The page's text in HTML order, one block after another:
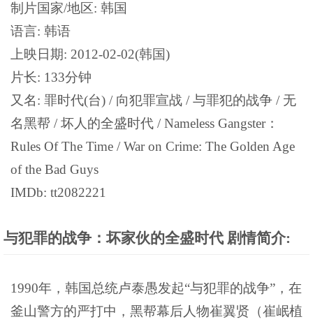
制片国家/地区: 韩国
语言: 韩语
上映日期: 2012-02-02(韩国)
片长: 133分钟
又名: 罪时代(台) / 向犯罪宣战 / 与罪犯的战争 / 无
名黑帮 / 坏人的全盛时代 / Nameless Gangster：
Rules Of The Time / War on Crime: The Golden Age
of the Bad Guys
IMDb: tt2082221
与犯罪的战争：坏家伙的全盛时代 剧情简介:
1990年，韩国总统卢泰愚发起“与犯罪的战争”，在
釜山警方的严打中，黑帮幕后人物崔翼贤（崔岷植